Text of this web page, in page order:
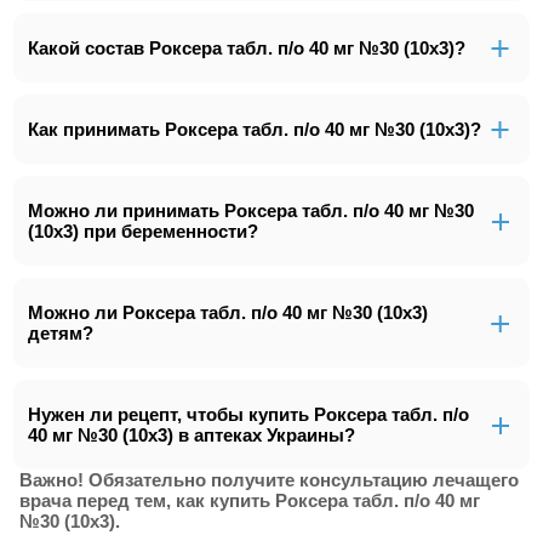
Какой состав Роксера табл. п/о 40 мг №30 (10х3)?
Как принимать Роксера табл. п/о 40 мг №30 (10х3)?
Можно ли принимать Роксера табл. п/о 40 мг №30
(10х3) при беременности?
Можно ли Роксера табл. п/о 40 мг №30 (10х3)
детям?
Нужен ли рецепт, чтобы купить Роксера табл. п/о
40 мг №30 (10х3) в аптеках Украины?
Важно! Обязательно получите консультацию лечащего
врача перед тем, как купить Роксера табл. п/о 40 мг
№30 (10х3).